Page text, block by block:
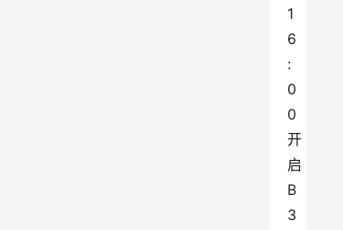
1
6
:
0
0
开
启
B
3